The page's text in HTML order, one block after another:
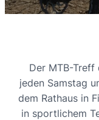
Der MTB-
jeden Samstag
dem Rathaus in
in sportlichem